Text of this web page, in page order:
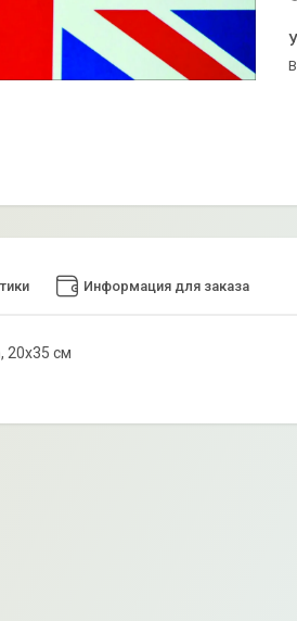
Информация для заказа
20х35 см